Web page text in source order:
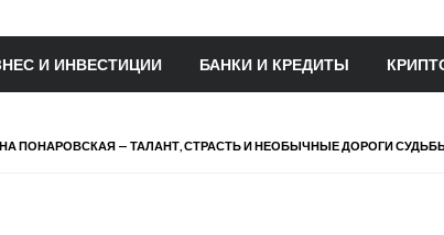
И ИНВЕСТИЦИИ БАНКИ И КРЕДИТЫ
ПОНАРОВСКАЯ — ТАЛАНТ, СТРАСТЬ И НЕОБЫЧНЫЕ ДОРОГИ